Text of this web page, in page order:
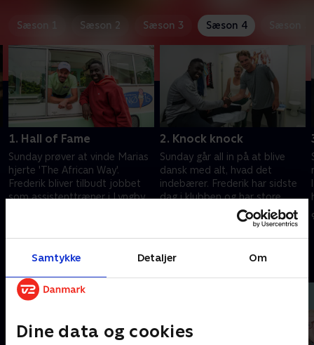
Samtykke Detaljer Om
Dine data og cookies
Sæson 1 Sæson 2 Sæson 3 Sæson 4
1. Hall of Fame
Sunday prøver at vinde Marias
hjerte 'The African Way'.
Frederik bliver tilbudt jobbet
som assistenttræner i Lyngby.
2. Knock knock
Sunday går all in på at blive
dansk med alt, hvad det
indebærer. Frederik har sidste
dag i klubben og har store
forventninger til, hvad dagen
9. august 2025 • 22 min
Andre så også